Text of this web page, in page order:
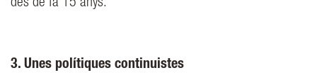
des de fa 15 anys.
3. Unes polítiques continuistes